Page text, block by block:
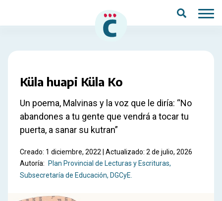
Küla huapi Küla Ko
Un poema, Malvinas y la voz que le diría: “No
abandones a tu gente que vendrá a tocar tu
puerta, a sanar su kutran”
Creado: 1 diciembre, 2022 | Actualizado: 2 de julio, 2026
Autoría:
Plan Provincial de Lecturas y Escrituras,
Subsecretaría de Educación, DGCyE.